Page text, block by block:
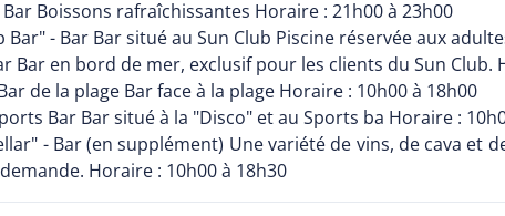
Boissons rafraîchissantes Horaire : 21h00 à 23h00
Bar" - Bar Bar situé au Sun Club Piscine réservée aux
Bar en bord de mer, exclusif pour les clients du Sun Club.
de la plage Bar face à la plage Horaire : 10h00 à 18h00
Bar Bar situé à la "Disco" et au Sports ba Horaire :
- Bar (en supplément) Une variété de vins, de cava
Horaire : 10h00 à 18h30